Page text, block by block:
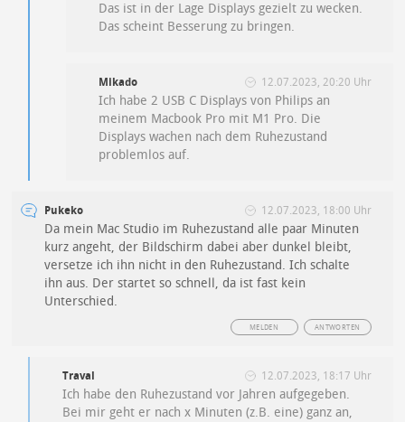
Das ist in der Lage Displays gezielt zu wecken.
Das scheint Besserung zu bringen.
Mikado 12.07.2023, 20:20 Uhr
Ich habe 2 USB C Displays von Philips an
meinem Macbook Pro mit M1 Pro. Die
Displays wachen nach dem Ruhezustand
problemlos auf.
Pukeko 12.07.2023, 18:00 Uhr
Da mein Mac Studio im Ruhezustand alle paar Minuten
kurz angeht, der Bildschirm dabei aber dunkel bleibt,
versetze ich ihn nicht in den Ruhezustand. Ich schalte
ihn aus. Der startet so schnell, da ist fast kein
Unterschied.
ANTWORTEN
MELDEN
Traval 12.07.2023, 18:17 Uhr
Ich habe den Ruhezustand vor Jahren aufgegeben.
Bei mir geht er nach x Minuten (z.B. eine) ganz an,